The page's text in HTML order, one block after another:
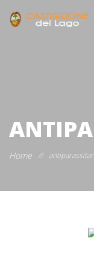
Home //